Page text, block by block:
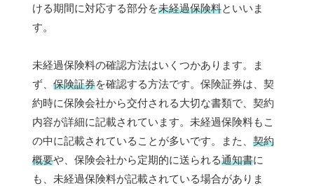
ける期間に対応する部分を未経過保険料といいま
す。
未経過保険料の確認方法はいくつかあります。ま
ず、 保険証券を確認する方法です。保険証券は、契
約時に保険会社から交付される大切な書類で、契約
内容が詳細に記載されています。未経過保険料もこ
の中に記載されていることが多いです。また、 契約
概要や、保険会社から定期的に送られる通知書に
も、未経過保険料が記載されている場合がありま